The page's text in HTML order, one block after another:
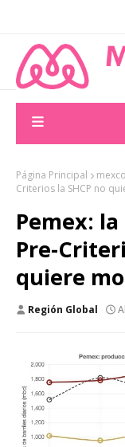
Página Principal
Criterios la SHCP no
Pemex:
Pre-
quiere
Región Global